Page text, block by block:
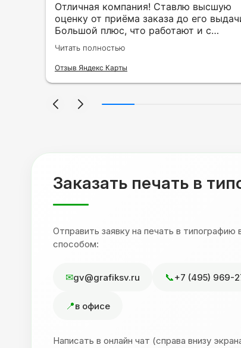
Отличная компания! Ставлю высшую
оценку от приёма заказа до его
Большой плюс, что работают и с
индивидуальными заказами.
было нанести принт на кружку в
Заказ был исполнен оперативно и
спасибо Евгении за терпеливость,
Читать полностью
Отзыв Яндекс Карты
Заказать печать в
Отправить заявку на печать в
способом:
gv@grafiksv.ru +7 (495) 969-
в офисе
Написать в онлайн чат (справа внизу